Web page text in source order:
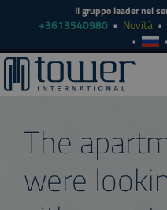
Il gruppo leader nei
+3613540980 Novità
The
were